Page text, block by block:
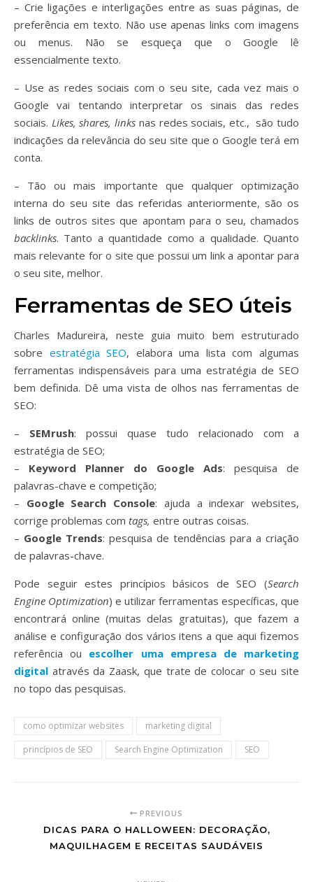
– Crie ligações e interligações entre as suas páginas, de
preferência em texto. Não use apenas links com imagens
ou menus. Não se esqueça que o Google lê
essencialmente texto.
– Use as redes sociais com o seu site, cada vez mais o
Google vai tentando interpretar os sinais das redes
sociais. Likes, shares, links nas redes sociais, etc., são tudo
indicações da relevância do seu site que o Google terá em
conta.
– Tão ou mais importante que qualquer optimização
interna do seu site das referidas anteriormente, são os
links de outros sites que apontam para o seu, chamados
backlinks. Tanto a quantidade como a qualidade. Quanto
mais relevante for o site que possui um link a apontar para
o seu site, melhor.
Ferramentas de SEO úteis
Charles Madureira, neste guia muito bem estruturado
sobre estratégia SEO, elabora uma lista com algumas
ferramentas indispensáveis para uma estratégia de SEO
bem definida. Dê uma vista de olhos nas ferramentas de
SEO:
– SEMrush: possui quase tudo relacionado com a
estratégia de SEO;
– Keyword Planner do Google Ads: pesquisa de
palavras-chave e competição;
– Google Search Console: ajuda a indexar websites,
corrige problemas com tags, entre outras coisas.
– Google Trends: pesquisa de tendências para a criação
de palavras-chave.
Pode seguir estes princípios básicos de SEO (Search
Engine Optimization) e utilizar ferramentas específicas, que
encontrará online (muitas delas gratuitas), que fazem a
análise e configuração dos vários itens a que aqui fizemos
referência ou escolher uma empresa de marketing
digital através da Zaask, que trate de colocar o seu site
no topo das pesquisas.
como optimizar websites
marketing digital
princípios de SEO
Search Engine Optimization SEO
PREVIOUS
DICAS PARA O HALLOWEEN: DECORAÇÃO,
MAQUILHAGEM E RECEITAS SAUDÁVEIS